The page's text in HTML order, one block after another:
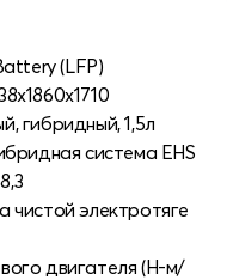
(LFP)
гибридный, 1,5л
система EHS
чистой электротяге
двигателя (Н-м/